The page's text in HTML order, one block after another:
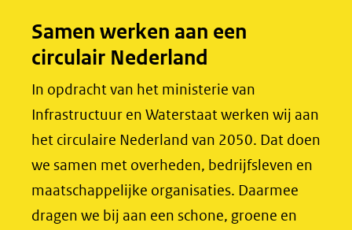
o
k
(opent
nieuw
naar
een
I
n
(opent
nieuw
naar
een
Samen werken aan een
circulair Nederland
In opdracht van het ministerie van
Infrastructuur en Waterstaat werken wij aan
het circulaire Nederland van 2050. Dat doen
we samen met overheden, bedrijfsleven en
maatschappelijke organisaties. Daarmee
dragen we bij aan een schone, groene en